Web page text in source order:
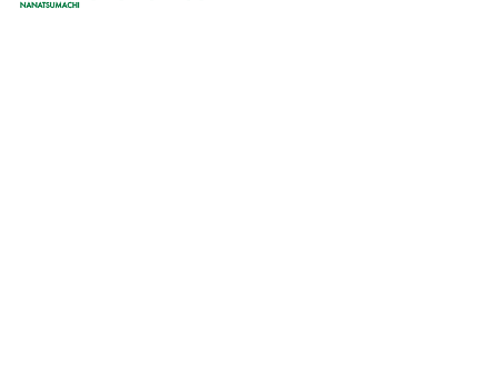
井口台パークスクエアＡ棟